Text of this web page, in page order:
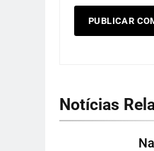
Notícias